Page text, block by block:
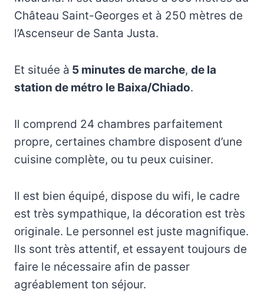
Château Saint-Georges et à 250 mètres de
l’Ascenseur de Santa Justa.
Et située à 5 minutes de marche, de la
station de métro le Baixa/Chiado.
Il comprend 24 chambres parfaitement
propre, certaines chambre disposent d’une
cuisine complète, ou tu peux cuisiner.
Il est bien équipé, dispose du wifi, le cadre
est très sympathique, la décoration est très
originale. Le personnel est juste magnifique.
Ils sont très attentif, et essayent toujours de
faire le nécessaire afin de passer
agréablement ton séjour.